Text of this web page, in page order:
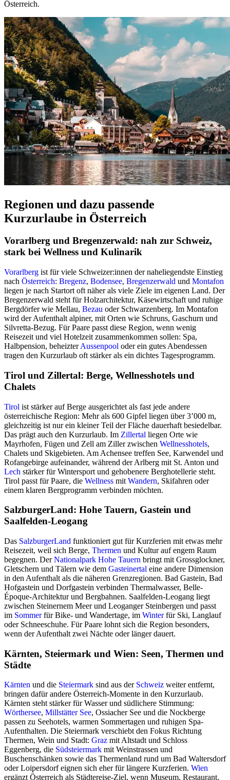
Österreich.
Regionen und dazu passende
Kurzurlaube in Österreich
Vorarlberg und Bregenzerwald: nah zur Schweiz,
stark bei Wellness und Kulinarik
Vorarlberg ist für viele Schweizer:innen der naheliegendste Einstieg
nach Österreich: Bregenz, Bodensee, Bregenzerwald und Montafon
liegen je nach Startort oft näher als viele Ziele im eigenen Land. Der
Bregenzerwald steht für Holzarchitektur, Käsewirtschaft und ruhige
Bergdörfer wie Mellau, Bezau oder Schwarzenberg. Im Montafon
wird der Aufenthalt alpiner, mit Orten wie Schruns, Gaschurn und
Silvretta-Bezug. Für Paare passt diese Region, wenn wenig
Reisezeit und viel Hotelzeit zusammenkommen sollen: Spa,
Halbpension, beheizterAussenpool oder ein gutes Abendessen
tragen den Kurzurlaub oft stärker als ein dichtes Tagesprogramm.
Tirol und Zillertal: Berge, Wellnesshotels und
Chalets
Tirol ist stärker auf Berge ausgerichtet als fast jede andere
österreichische Region: Mehr als 600 Gipfel liegen über 3’000 m,
gleichzeitig ist nur ein kleiner Teil der Fläche dauerhaft besiedelbar.
Das prägt auch den Kurzurlaub. Im Zillertal liegen Orte wie
Mayrhofen, Fügen und Zell am Ziller zwischen Wellnesshotels,
Chalets und Skigebieten. Am Achensee treffen See, Karwendel und
Rofangebirge aufeinander, während der Arlberg mit St. Anton und
Lech stärker für Wintersport und gehobenere Berghotellerie steht.
Tirol passt für Paare, die Wellness mit Wandern, Skifahren oder
einem klaren Bergprogramm verbinden möchten.
SalzburgerLand: Hohe Tauern, Gastein und
Saalfelden-Leogang
Das SalzburgerLand funktioniert gut für Kurzferien mit etwas mehr
Reisezeit, weil sich Berge, Thermen und Kultur auf engem Raum
begegnen. DerNationalpark Hohe Tauern bringt mit Grossglockner,
Gletschern und Tälern wie dem Gasteinertal eine andere Dimension
in den Aufenthalt als die näheren Grenzregionen. Bad Gastein, Bad
Hofgastein und Dorfgastein verbinden Thermalwasser, Belle-
Époque-Architektur und Bergbahnen. Saalfelden-Leogang liegt
zwischen Steinernem Meer und Leoganger Steinbergen und passt
im Sommerfür Bike- und Wandertage, im Winterfür Ski, Langlauf
oder Schneeschuhe. Für Paare lohnt sich die Region besonders,
wenn der Aufenthalt zwei Nächte oder länger dauert.
Kärnten, Steiermark und Wien: Seen, Thermen und
Städte
Kärnten und die Steiermark sind aus der Schweiz weiter entfernt,
bringen dafür andere Österreich-Momente in den Kurzurlaub.
Kärnten steht stärker für Wasser und südlichere Stimmung:
Wörthersee, Millstätter See, Ossiacher See und die Nockberge
passen zu Seehotels, warmen Sommertagen und ruhigen Spa-
Aufenthalten. Die Steiermark verschiebt den Fokus Richtung
Thermen, Wein und Stadt: Graz mit Altstadt und Schloss
Eggenberg, die Südsteiermark mit Weinstrassen und
Buschenschänken sowie das Thermenland rund um Bad Waltersdorf
oder Loipersdorf eignen sich eher für längere Kurzferien. Wien
ergänzt Österreich als Städtereise-Ziel, wenn Museum, Restaurant,